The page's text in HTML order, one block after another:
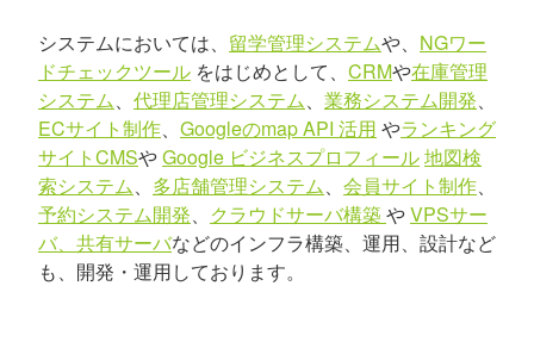
システムにおいては、 留学管理システムや、 NGワー
ドチェックツール をはじめとして、 CRMや在庫管理
システム、 代理店管理システム、 業務システム開発、
ECサイト制作、 Googleのmap API 活用 やランキング
サイトCMSやGoogle ビジネスプロフィール地図検
索システム、 多店舗管理システム、 会員サイト制作、
予約システム開発、 クラウドサーバ構築やVPSサー
バ、共有サーバなどのインフラ構築、運用、設計など
も、開発・運用しております。